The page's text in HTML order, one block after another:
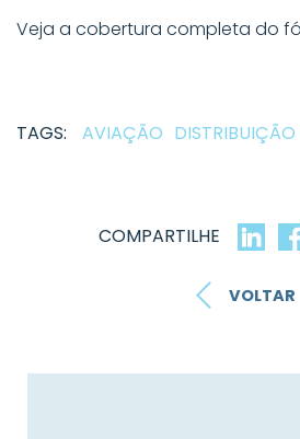
Veja a cobertura completa do
TAGS: AVIAÇÃO DISTRIBUIÇÃO
COMPARTILHE
VOLTAR